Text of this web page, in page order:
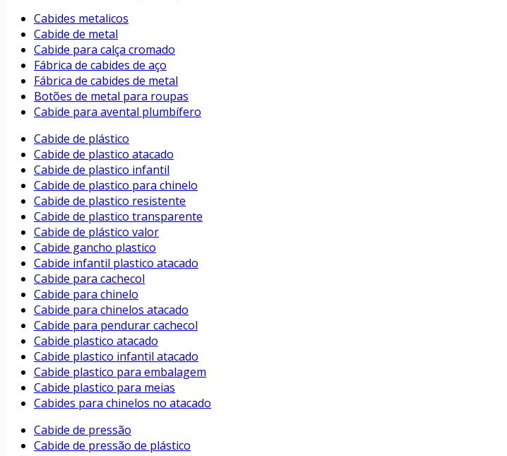
Cabides metalicos
Cabide de metal
Cabide para calça cromado
Fábrica de cabides de aço
Fábrica de cabides de metal
Botões de metal para roupas
Cabide para avental plumbífero
Cabide de plástico
Cabide de plastico atacado
Cabide de plastico infantil
Cabide de plastico para chinelo
Cabide de plastico resistente
Cabide de plastico transparente
Cabide de plástico valor
Cabide gancho plastico
Cabide infantil plastico atacado
Cabide para cachecol
Cabide para chinelo
Cabide para chinelos atacado
Cabide para pendurar cachecol
Cabide plastico atacado
Cabide plastico infantil atacado
Cabide plastico para embalagem
Cabide plastico para meias
Cabides para chinelos no atacado
Cabide de pressão
Cabide de pressão de plástico